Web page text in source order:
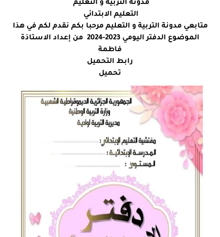
التعليم الابتدائي
متابعي مدونة التربية و التعليم مرحبا بكم نقدم لكم في هذا
الموضوع الدفتر اليومي 2023-2024 من إعداد الاستاذة
فاطمة
رابط التحميل
تحميل